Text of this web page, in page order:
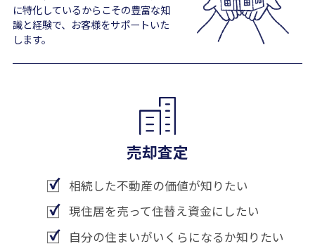
に特化しているからこその豊富な知
識と経験で、お客様をサポートいた
します。
売却査定
相続した不動産の価値が知りたい
現住居を売って住替え資金にしたい
自分の住まいがいくらになるか知りたい